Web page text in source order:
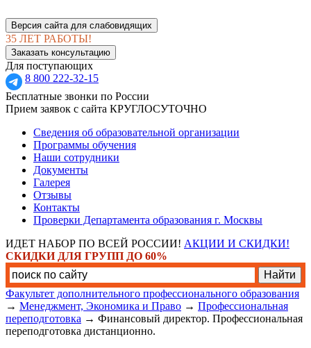
Версия сайта для слабовидящих
35 ЛЕТ РАБОТЫ!
Заказать консультацию
Для поступающих
8 800 222-32-15
Бесплатные звонки по России
Прием заявок с сайта КРУГЛОСУТОЧНО
Сведения об образовательной организации
Программы обучения
Наши сотрудники
Документы
Галерея
Отзывы
Контакты
Проверки Департамента образования г. Москвы
ИДЕТ НАБОР ПО ВСЕЙ РОССИИ! АКЦИИ И СКИДКИ!
СКИДКИ ДЛЯ ГРУПП ДО 60%
Факультет дополнительного профессионального образования
→ Менеджмент, Экономика и Право → Профессиональная
переподготовка → Финансовый директор. Профессиональная
переподготовка дистанционно.